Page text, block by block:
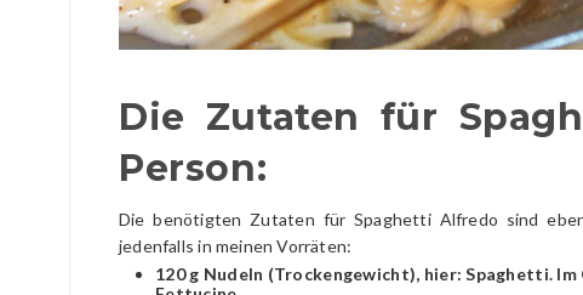
Die Zutaten für
Person:
Die benötigten Zutaten für Spaghetti Alfredo sind
jedenfalls in meinen Vorräten:
120 g Nudeln (Trockengewicht), hier: Spaghetti.